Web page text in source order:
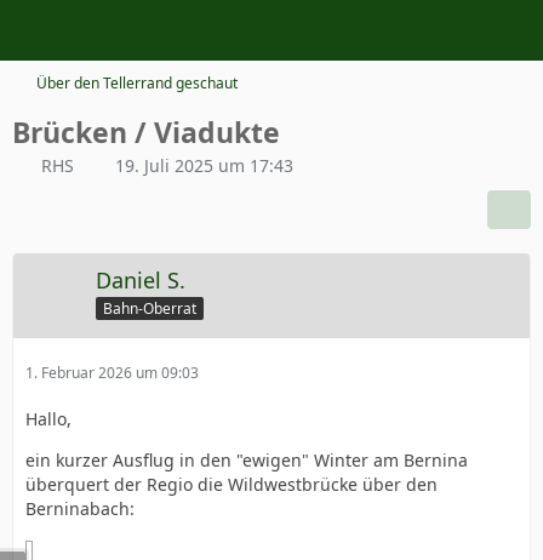
Über den Tellerrand geschaut
Brücken / Viadukte
RHS 19. Juli 2025 um 17:43
Daniel S.
Bahn-Oberrat
1. Februar 2026 um 09:03
Hallo,
ein kurzer Ausflug in den "ewigen" Winter am Bernina
überquert der Regio die Wildwestbrücke über den
Berninabach: